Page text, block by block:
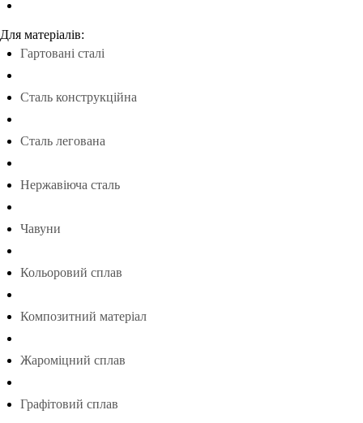
Для матеріалів:
Гартовані сталі
Сталь конструкційна
Сталь легована
Нержавіюча сталь
Чавуни
Кольоровий сплав
Композитний матеріал
Жароміцний сплав
Графітовий сплав